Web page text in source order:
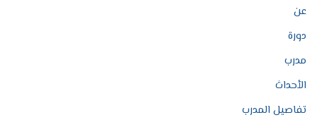
عن
دورة
مدرب
الأحداث
تفاصيل المدرب